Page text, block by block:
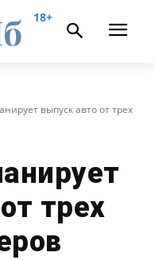
18+
выпуск авто от трех
трех